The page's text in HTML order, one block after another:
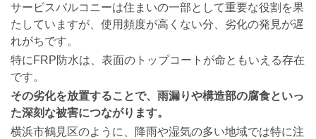
サービスバルコニーは住まいの一部として重要な役割を果
たしていますが、使用頻度が高くない分、劣化の発見が遅
れがちです。
特にFRP防水は、表面のトップコートが命ともいえる存在
です。
その劣化を放置することで、雨漏りや構造部の腐食といっ
た深刻な被害につながります。
横浜市鶴見区のように、降雨や湿気の多い地域では特に注